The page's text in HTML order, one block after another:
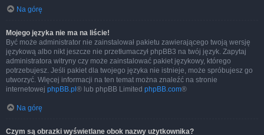
Na górę
Mojego języka nie ma na liście!
Być może administrator nie zainstalował pakietu zawierającego twoją wersję
językową albo nikt jeszcze nie przetłumaczył phpBB3 na twój język. Zapytaj
administratora witryny czy może zainstalować pakiet językowy, którego
potrzebujesz. Jeśli pakiet dla twojego języka nie istnieje, może spróbujesz go
utworzyć. Więcej informacji na ten temat można znaleźć na stronie
internetowej phpBB.pl ® lub phpBB Limited phpBB.com®
Na górę
Czym są obrazki wyświetlane obok nazwy użytkownika?